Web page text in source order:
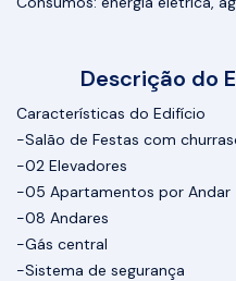
Descrição do
Características do Edifício
-Salão de Festas com
-02 Elevadores
-05 Apartamentos por Andar
-08 Andares
-Gás central
-Sistema de segurança